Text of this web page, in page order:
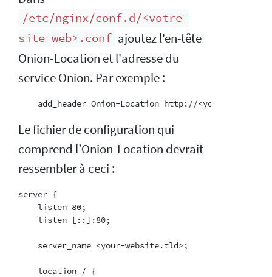
/etc/nginx/conf.d/<votre-
site-web>.conf ajoutez l'en-tête
Onion-Location et l'adresse du
service Onion. Par exemple :
Le fichier de configuration qui
comprend l’Onion-Location devrait
ressembler à ceci :
server {
    listen 80;
    listen [::]:80;
    server_name <your-website.tld>;
    location / {